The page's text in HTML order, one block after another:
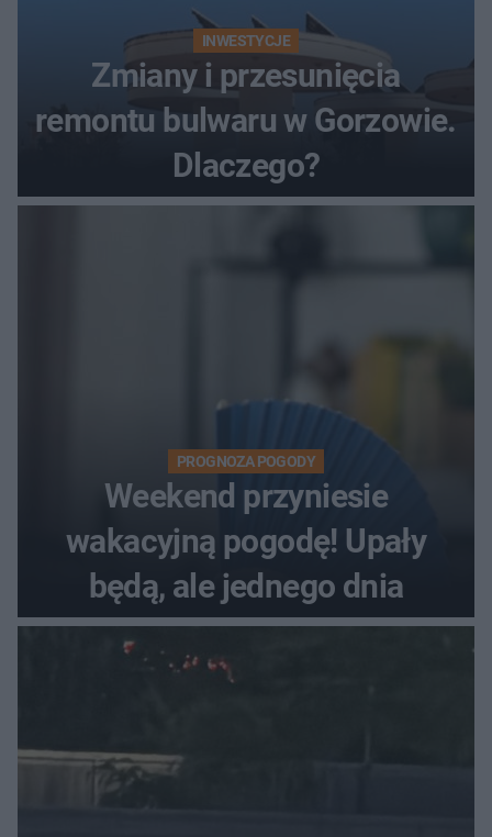
INWESTYCJE
Zmiany i przesunięcia
remontu bulwaru w Gorzowie.
Dlaczego?
PROGNOZA POGODY
Weekend przyniesie
wakacyjną pogodę! Upały
będą, ale jednego dnia